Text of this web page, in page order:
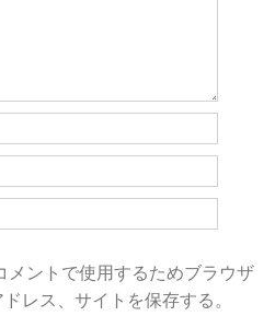
メントで使用するためブラウザ
レス、サイトを保存する。